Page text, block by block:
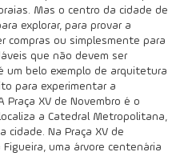
Mas o centro da cidade de
explorar, para provar a
compras ou simplesmente para
que não devem ser
um belo exemplo de arquitetura
para experimentar a
XV de Novembro é o
a Catedral Metropolitana,
cidade. Na Praça XV de
uma árvore centenária